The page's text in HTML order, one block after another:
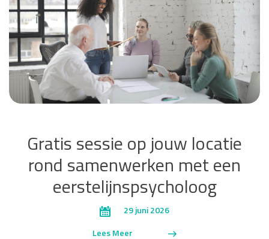
Gratis sessie op jouw locatie
rond samenwerken met een
eerstelijnspsycholoog
29 juni 2026
Lees Meer